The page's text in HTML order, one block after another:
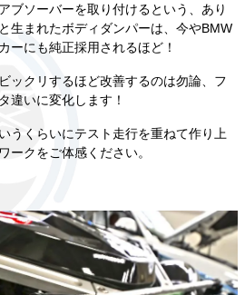
ブソーバーを取り付けるという、あり
生まれたボディダンパーは、今やBMW
ーにも純正採用されるほど！
ックリするほど改善するのは勿論、フ
違いに変化します！
うくらいにテスト走行を重ねて作り上
ークをご体感ください。